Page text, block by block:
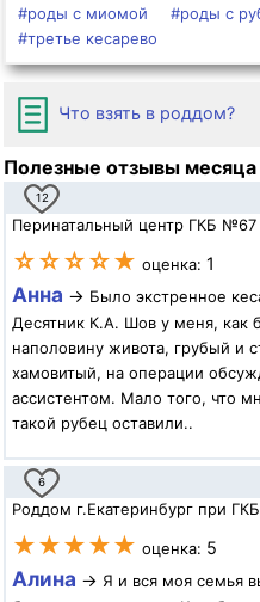
#роды с миомой
#роды с
#третье кесарево
Что взять в роддом?
Полезные отзывы месяца
12
Перинатальный центр ГКБ
☆☆☆☆★ оценка: 1
Анна → Было экстренное
Десятник К.А. Шов у меня, как
наполовину живота, грубый и
хамовитый, на операции
ассистентом. Мало того, что
такой рубец оставили..
6
Роддом г.Екатеринбург при
★★★★★ оценка: 5
Алина → Я и вся моя семья